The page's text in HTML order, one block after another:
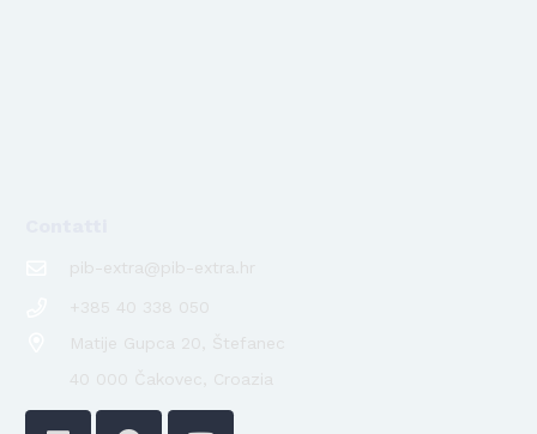
pib-extra@pib-extra.hr
+385 40 338 050
Matije Gupca 20, Štefanec
40 000 Čakovec, Croazia